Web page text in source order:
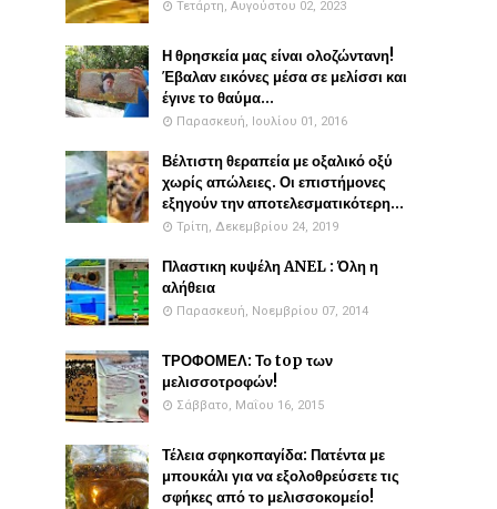
Τετάρτη, Αυγούστου 02, 2023
Η θρησκεία μας είναι ολοζώντανη!
Έβαλαν εικόνες μέσα σε μελίσσι και
έγινε το θαύμα...
Παρασκευή, Ιουλίου 01, 2016
Βέλτιστη θεραπεία με οξαλικό οξύ
χωρίς απώλειες. Οι επιστήμονες
εξηγούν την αποτελεσματικότερη...
Τρίτη, Δεκεμβρίου 24, 2019
Πλαστικη κυψέλη ANEL : Όλη η
αλήθεια
Παρασκευή, Νοεμβρίου 07, 2014
ΤΡΟΦΟΜΕΛ: Το top των
μελισσοτροφών!
Σάββατο, Μαΐου 16, 2015
Τέλεια σφηκοπαγίδα: Πατέντα με
μπουκάλι για να εξολοθρεύσετε τις
σφήκες από το μελισσοκομείο!